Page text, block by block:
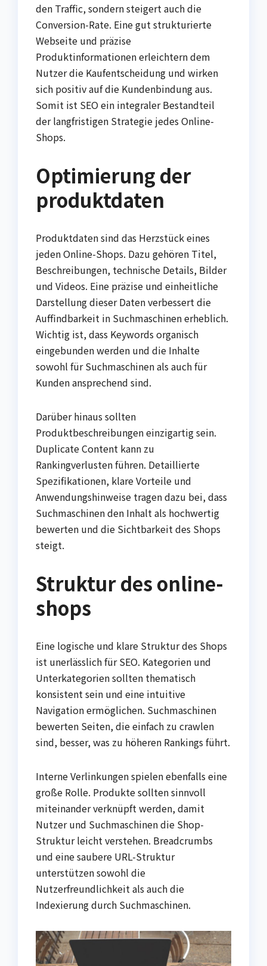
den Traffic, sondern steigert auch die
Conversion-Rate. Eine gut strukturierte
Webseite und präzise
Produktinformationen erleichtern dem
Nutzer die Kaufentscheidung und wirken
sich positiv auf die Kundenbindung aus.
Somit ist SEO ein integraler Bestandteil
der langfristigen Strategie jedes Online-
Shops.
Optimierung der
produktdaten
Produktdaten sind das Herzstück eines
jeden Online-Shops. Dazu gehören Titel,
Beschreibungen, technische Details, Bilder
und Videos. Eine präzise und einheitliche
Darstellung dieser Daten verbessert die
Auffindbarkeit in Suchmaschinen erheblich.
Wichtig ist, dass Keywords organisch
eingebunden werden und die Inhalte
sowohl für Suchmaschinen als auch für
Kunden ansprechend sind.
Darüber hinaus sollten
Produktbeschreibungen einzigartig sein.
Duplicate Content kann zu
Rankingverlusten führen. Detaillierte
Spezifikationen, klare Vorteile und
Anwendungshinweise tragen dazu bei, dass
Suchmaschinen den Inhalt als hochwertig
bewerten und die Sichtbarkeit des Shops
steigt.
Struktur des online-
shops
Eine logische und klare Struktur des Shops
ist unerlässlich für SEO. Kategorien und
Unterkategorien sollten thematisch
konsistent sein und eine intuitive
Navigation ermöglichen. Suchmaschinen
bewerten Seiten, die einfach zu crawlen
sind, besser, was zu höheren Rankings führt.
Interne Verlinkungen spielen ebenfalls eine
große Rolle. Produkte sollten sinnvoll
miteinander verknüpft werden, damit
Nutzer und Suchmaschinen die Shop-
Struktur leicht verstehen. Breadcrumbs
und eine saubere URL-Struktur
unterstützen sowohl die
Nutzerfreundlichkeit als auch die
Indexierung durch Suchmaschinen.